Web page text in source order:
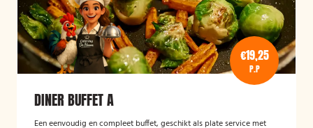
€19,25
P.P
DINER BUFFET A
Een eenvoudig en compleet buffet, geschikt als plate service met